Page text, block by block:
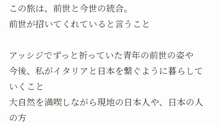
この旅は、前世と今世の統合。
前世が招いてくれていると言うこと
アッシジでずっと祈っていた青年の前世の姿や
今後、私がイタリアと日本を繋ぐように暮らして
いくこと
大自然を満喫しながら現地の日本人や、日本の人
の方